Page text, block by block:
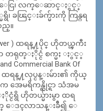
းေငြ၊ လက္ေဆာင္ႏွင့္
ခၽြင္းခ်က္မ်ားကို ကြန္ဂရ
ည္။
) ထရန္႔ပိုင္ ဟိုတယ္ၾကီး
ာ တရုတ္ႏိုင္ငံ စက္မႈ ႏွင့္
Commercial Bank Of
ထရန္႔လုပ္ငန္းမ်ား၏ ကိုယ္
အေမရိကန္ဆိုင္ရာ သံအမ
ႏိုင္ငံရွိ ဟိုတယ္မ်ားမွာ ထရ
က္ ေဒၚလာသန္းခ်ီ၍ ေ